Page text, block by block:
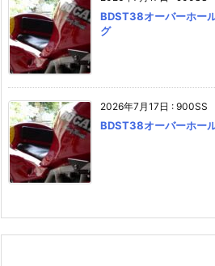
BDST38オーバーホー
グ
2026年7月17日 : 900SS
BDST38オーバーホー